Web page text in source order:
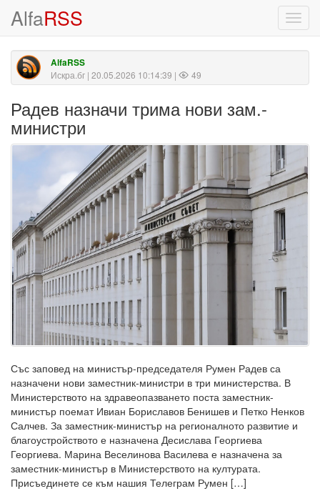
AlfaRSS
AlfaRSS
Искра.бг | 20.05.2026 10:14:39 | 49
Радев назначи трима нови зам.-
министри
Със заповед на министър-председателя Румен Радев са
назначени нови заместник-министри в три министерства. В
Министерството на здравеопазването поста заместник-
министър поемат Ивиан Бориславов Бенишев и Петко Ненков
Салчев. За заместник-министър на регионалното развитие и
благоустройството е назначена Десислава Георгиева
Георгиева. Марина Веселинова Василева е назначена за
заместник-министър в Министерството на културата.
Присъединете се към нашия Телеграм Румен […]